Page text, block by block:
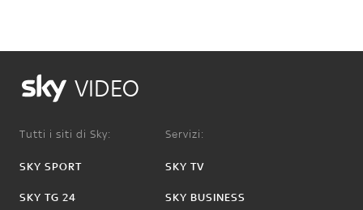
VIDEO
Tutti i siti di Sky:
SKY SPORT
SKY TG 24
Servizi:
SKY TV
SKY BUSINESS